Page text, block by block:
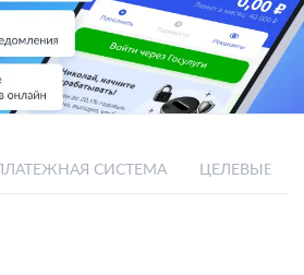
ПЛАТЕЖНАЯ СИСТЕМА ЦЕЛЕВЫЕ